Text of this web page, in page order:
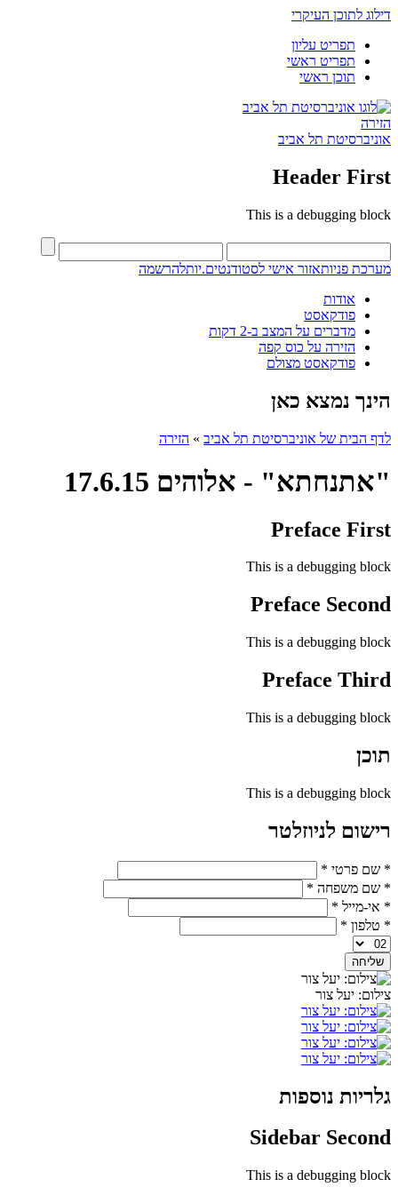
דילוג לתוכן העיקרי
תפריט עליון
תפריט ראשי
תוכן ראשי
הזירה
אוניברסיטת תל אביב
Header First
This is a debugging block
מערכת פניותאזור אישי לסטודנטים.יותלהרשמה
אודות
פודקאסט
מדברים על המצב ב-2 דקות
הזירה על כוס קפה
פודקאסט מצולם
הינך נמצא כאן
לדף הבית של אוניברסיטת תל אביב » הזירה
"אתנחתא" - אלוהים 17.6.15
Preface First
This is a debugging block
Preface Second
This is a debugging block
Preface Third
This is a debugging block
תוכן
This is a debugging block
רישום לניוזלטר
* שם פרטי *
* שם משפחה *
* אי-מייל *
* טלפון *
צילום: יעל צור
גלריות נוספות
Sidebar Second
This is a debugging block